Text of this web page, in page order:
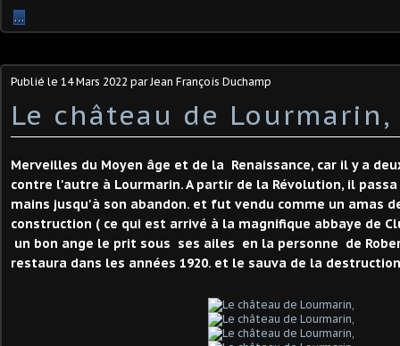
…
Publié le 14 Mars 2022 par Jean François Duchamp
Le château de Lourmarin,
Merveilles du Moyen âge et de la Renaissance, car il y a
contre l'autre à Lourmarin. A partir de la Révolution, il
mains jusqu'à son abandon. et fut vendu comme un amas
construction ( ce qui est arrivé à la magnifique abbaye de
un bon ange le prit sous ses ailes en la personne de
restaura dans les années 1920. et le sauva de la